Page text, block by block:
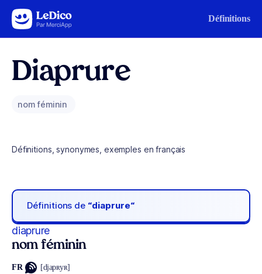
Aller au contenu Définitions
Diaprure
nom féminin
Définitions, synonymes, exemples en français
Définitions de “diaprure“
diaprure
nom féminin
FR [djapʀyʀ]